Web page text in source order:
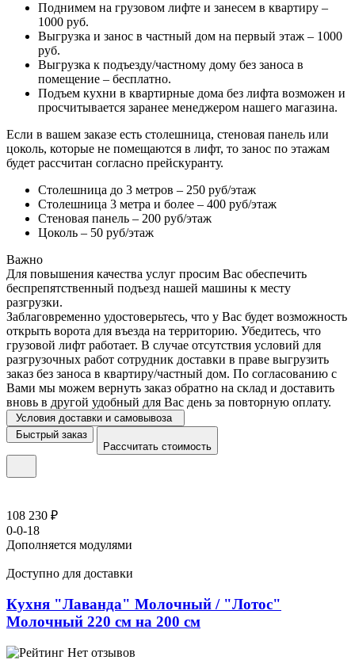
Поднимем на грузовом лифте и занесем в квартиру –
1000 руб.
Выгрузка и занос в частный дом на первый этаж – 1000
руб.
Выгрузка к подъезду/частному дому без заноса в
помещение – бесплатно.
Подъем кухни в квартирные дома без лифта возможен и
просчитывается заранее менеджером нашего магазина.
Если в вашем заказе есть столешница, стеновая панель или
цоколь, которые не помещаются в лифт, то занос по этажам
будет рассчитан согласно прейскуранту.
Столешница до 3 метров – 250 руб/этаж
Столешница 3 метра и более – 400 руб/этаж
Стеновая панель – 200 руб/этаж
Цоколь – 50 руб/этаж
Важно
Для повышения качества услуг просим Вас обеспечить
беспрепятственный подъезд нашей машины к месту
разгрузки.
Заблаговременно удостоверьтесь, что у Вас будет возможность
открыть ворота для въезда на территорию. Убедитесь, что
грузовой лифт работает. В случае отсутствия условий для
разгрузочных работ сотрудник доставки в праве выгрузить
заказ без заноса в квартиру/частный дом. По согласованию с
Вами мы можем вернуть заказ обратно на склад и доставить
вновь в другой удобный для Вас день за повторную оплату.
Условия доставки и самовывоза
Быстрый заказ
Рассчитать стоимость
108 230 ₽
0-0-18
Дополняется модулями
Доступно для доставки
Кухня "Лаванда" Молочный / "Лотос"
Молочный 220 см на 200 см
Нет отзывов